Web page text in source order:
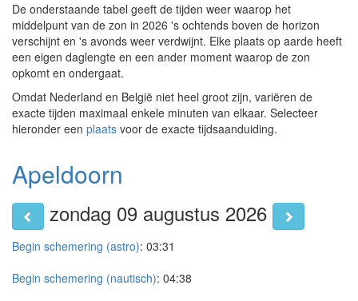
De onderstaande tabel geeft de tijden weer waarop het
middelpunt van de zon in 2026 's ochtends boven de horizon
verschijnt en 's avonds weer verdwijnt. Elke plaats op aarde heeft
een eigen daglengte en een ander moment waarop de zon
opkomt en ondergaat.
Omdat Nederland en België niet heel groot zijn, variëren de
exacte tijden maximaal enkele minuten van elkaar. Selecteer
hieronder een plaats voor de exacte tijdsaanduiding.
Apeldoorn
zondag 09 augustus 2026
Begin schemering (astro): 03:31
Begin schemering (nautisch): 04:38